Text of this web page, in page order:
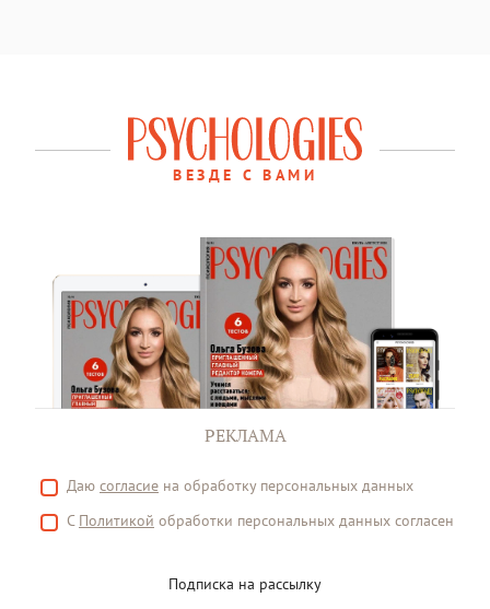
ВЕЗДЕ С ВАМИ
РЕКЛАМА
Даю согласие на обработку персональных данных
С Политикой обработки персональных данных согласен
Подписка на рассылку